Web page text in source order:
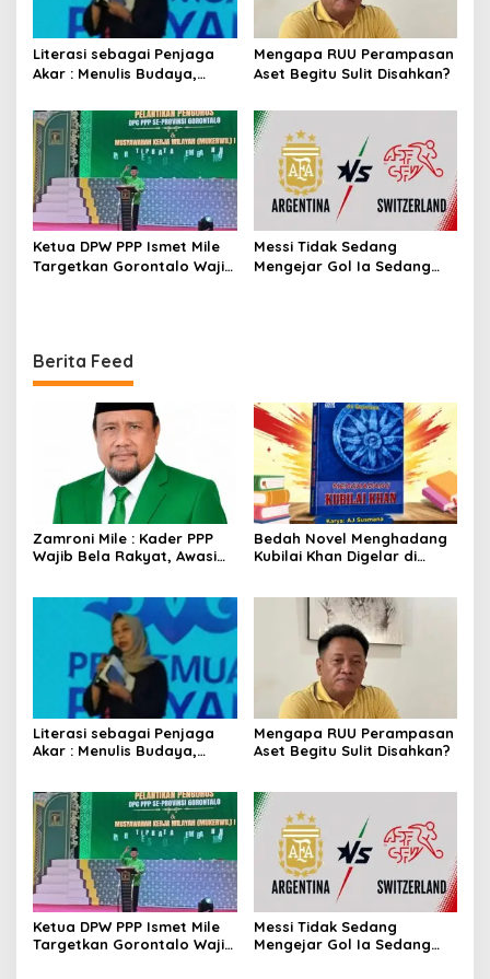
Literasi sebagai Penjaga
Akar : Menulis Budaya,
Mengapa RUU Perampasan
Aset Begitu Sulit Disahkan?
Ketua DPW PPP Ismet Mile
Targetkan Gorontalo Wajib
Messi Tidak Sedang
Mengejar Gol Ia Sedang
Berita Feed
Zamroni Mile : Kader PPP
Wajib Bela Rakyat, Awasi
Bedah Novel Menghadang
Kubilai Khan Digelar di
Leluhur Nusantara
Literasi sebagai Penjaga
Akar : Menulis Budaya,
Mengapa RUU Perampasan
Aset Begitu Sulit Disahkan?
Ketua DPW PPP Ismet Mile
Targetkan Gorontalo Wajib
Messi Tidak Sedang
Mengejar Gol Ia Sedang